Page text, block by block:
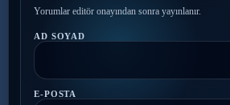
Yorumlar editör onayından sonra yayınlanır.
AD SOYAD
E-POSTA